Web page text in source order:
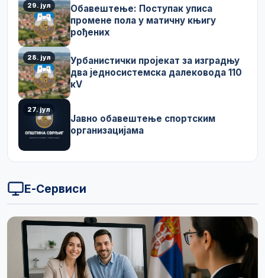
29. јул
Обавештење: Поступак уписа
промене пола у матичну књигу
рођених
28. јул
Урбанистички пројекат за изградњу
два једносистемска далековода 110
кV
27. јул
Јавно обавештење спортским
организацијама
Е-Сервиси